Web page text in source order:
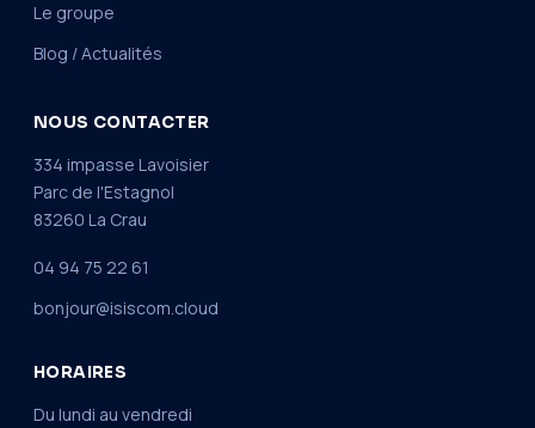
Le groupe
Blog / Actualités
NOUS CONTACTER
334 impasse Lavoisier
Parc de l'Estagnol
83260 La Crau
04 94 75 22 61
bonjour@isiscom.cloud
HORAIRES
Du lundi au vendredi